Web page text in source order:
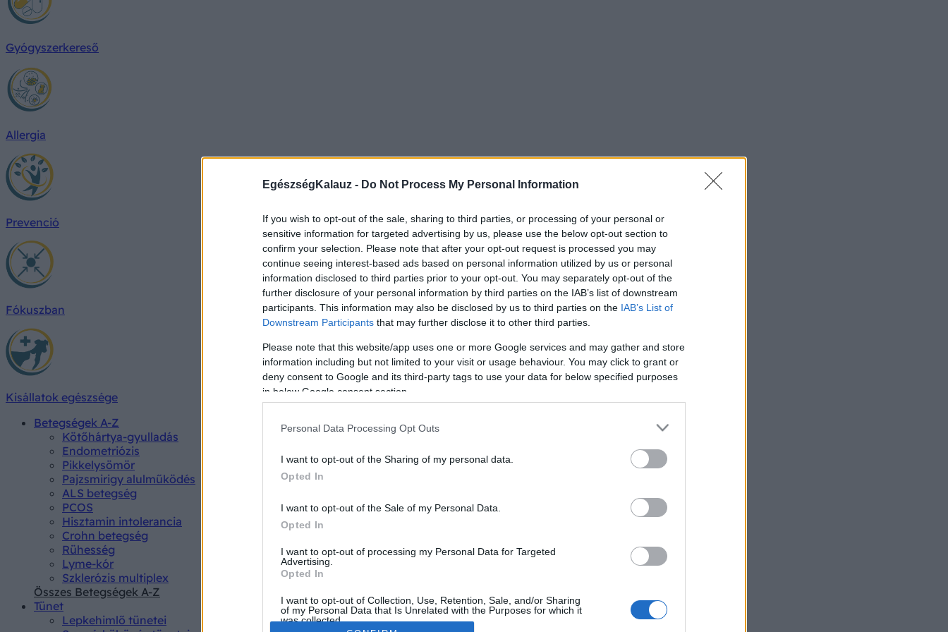
EgészségKalauz - Do Not Process My Personal Information
If you wish to opt-out of the sale, sharing to third parties, or processing of your personal or
sensitive information for targeted advertising by us, please use the below opt-out section to
confirm your selection. Please note that after your opt-out request is processed you may
continue seeing interest-based ads based on personal information utilized by us or personal
information disclosed to third parties prior to your opt-out. You may separately opt-out of the
further disclosure of your personal information by third parties on the IAB’s list of downstream
participants. This information may also be disclosed by us to third parties on the IAB’s List of
Downstream Participants that may further disclose it to other third parties.
Please note that this website/app uses one or more Google services and may gather and store
information including but not limited to your visit or usage behaviour. You may click to grant or
deny consent to Google and its third-party tags to use your data for below specified purposes
in below Google consent section.
Personal Data Processing Opt Outs
I want to opt-out of the Sharing of my personal data.
Opted In
I want to opt-out of the Sale of my Personal Data.
Opted In
I want to opt-out of processing my Personal Data for Targeted
Advertising.
Opted In
I want to opt-out of Collection, Use, Retention, Sale, and/or Sharing
of my Personal Data that Is Unrelated with the Purposes for which it
was collected.
Gyógyszerkereső
Allergia
Prevenció
Fókuszban
Kisállatok egészsége
Betegségek A-Z
Kötőhártya-gyulladás
Endometriózis
Pikkelysömör
Pajzsmirigy alulműködés
ALS betegség
PCOS
Hisztamin intolerancia
Crohn betegség
Rühesség
Lyme-kór
Szklerózis multiplex
Összes Betegségek A-Z
Tünet
Lepkehimlő tünetei